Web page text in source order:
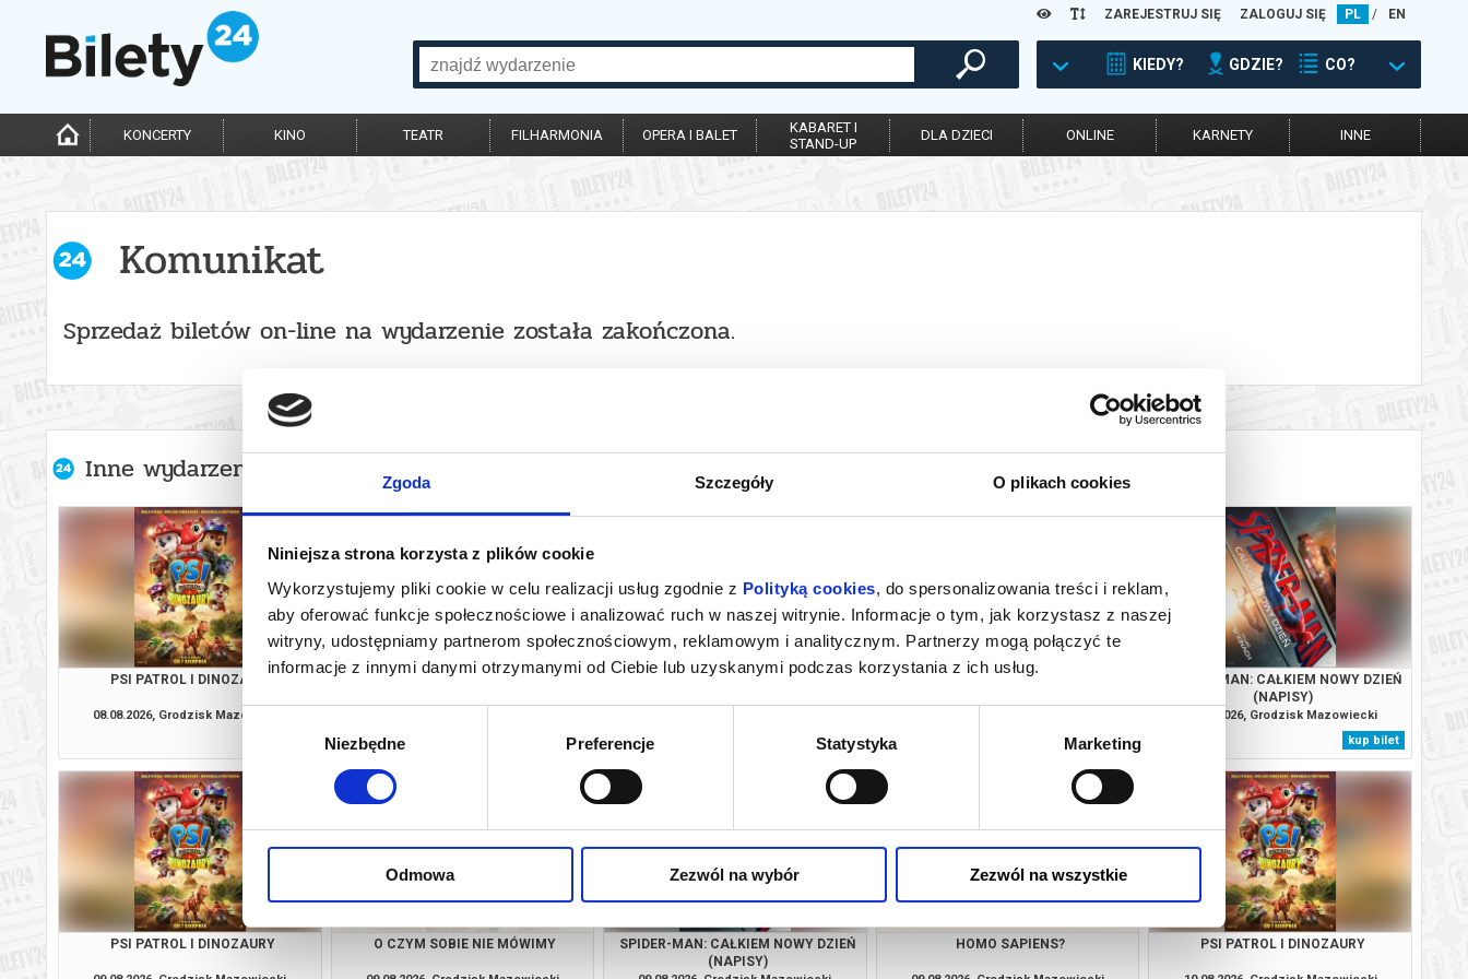
Zgoda Szczegóły O plikach cookies
Niniejsza strona korzysta z plików cookie
Wykorzystujemy pliki cookie w celu realizacji usług zgodnie z Polityką cookies, do spersonalizowania treści i reklam,
aby oferować funkcje społecznościowe i analizować ruch w naszej witrynie. Informacje o tym, jak korzystasz z naszej
witryny, udostępniamy partnerom społecznościowym, reklamowym i analitycznym. Partnerzy mogą połączyć te
informacje z innymi danymi otrzymanymi od Ciebie lub uzyskanymi podczas korzystania z ich usług.
Wybór
Niezbędne Preferencje Statystyka Marketing
Odmowa Zezwól na wybór Zezwól na wszystkie
ZAREJESTRUJ SIĘ ZALOGUJ SIĘ PL / EN
KIEDY? GDZIE? CO?
KONCERTY KINO TEATR FILHARMONIA OPERA I BALET
KABARET I
STAND-UP
DLA DZIECI ONLINE KARNETY INNE
Komunikat
Sprzedaż biletów on-line na wydarzenie została zakończona.
Inne wydarzenia organizatora
PSI PATROL I DINOZAURY
08.08.2026, Grodzisk Mazowiecki
HOMO SAPIENS?
kup bilet
SPIDER-MAN: CAŁKIEM NOWY DZIEŃ
kup bilet
O CZYM SOBIE NIE MÓWIMY
kup bilet
SPIDER-MAN: CAŁKIEM NOWY DZIEŃ
(NAPISY)
08.08.2026, Grodzisk Mazowiecki
kup bilet
PSI PATROL I DINOZAURY O CZYM SOBIE NIE MÓWIMY
SPIDER-MAN: CAŁKIEM NOWY DZIEŃ
(NAPISY)
HOMO SAPIENS? PSI PATROL I DINOZAURY